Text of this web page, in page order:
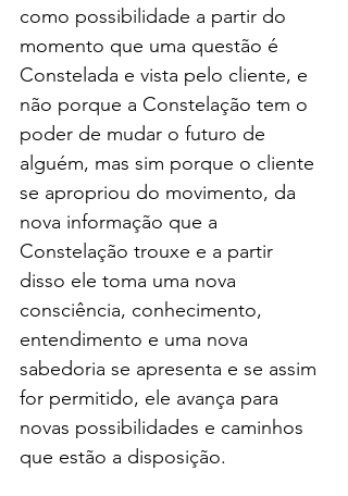
como possibilidade a partir do
momento que uma questão é
Constelada e vista pelo cliente, e
não porque a Constelação tem o
poder de mudar o futuro de
alguém, mas sim porque o cliente
se apropriou do movimento, da
nova informação que a
Constelação trouxe e a partir
disso ele toma uma nova
consciência, conhecimento,
entendimento e uma nova
sabedoria se apresenta e se assim
for permitido, ele avança para
novas possibilidades e caminhos
que estão a disposição.